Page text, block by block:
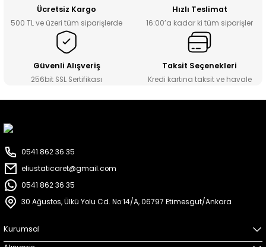
Ücretsiz Kargo
500 TL ve üzeri tüm siparişlerde
Hızlı Teslimat
16:00’a kadar ki tüm siparişler
Güvenli Alışveriş
256bit SSL Sertifikası
Taksit Seçenekleri
Kredi kartına taksit ve havale
0541 862 36 35
eliustaticaret@gmail.com
0541 862 36 35
30 Ağustos, Ülkü Yolu Cd. No:14/A, 06797 Etimesgut/Ankara
Kurumsal